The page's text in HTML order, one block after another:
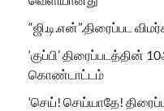
“ஜி.டி.என்”.திரைப்பட
‘குப்பி’ திரைப்படத்தின்
கொண்டாட்டம்
‘செய்! செய்யாதே!